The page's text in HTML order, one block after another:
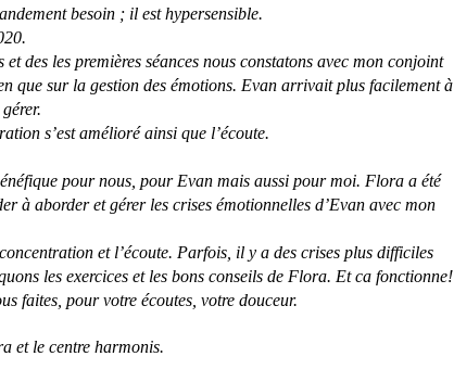
besoin ; il est hypersensible.
et des les premières séances nous constatons avec mon conjoint
que sur la gestion des émotions. Evan arrivait plus facilement à
s’est amélioré ainsi que l’écoute.
pour nous, pour Evan mais aussi pour moi. Flora a été
à aborder et gérer les crises émotionnelles d’Evan avec mon
et l’écoute. Parfois, il y a des crises plus difficiles
les exercices et les bons conseils de Flora. Et ca fonctionne!
faites, pour votre écoutes, votre douceur.
et le centre harmonis.